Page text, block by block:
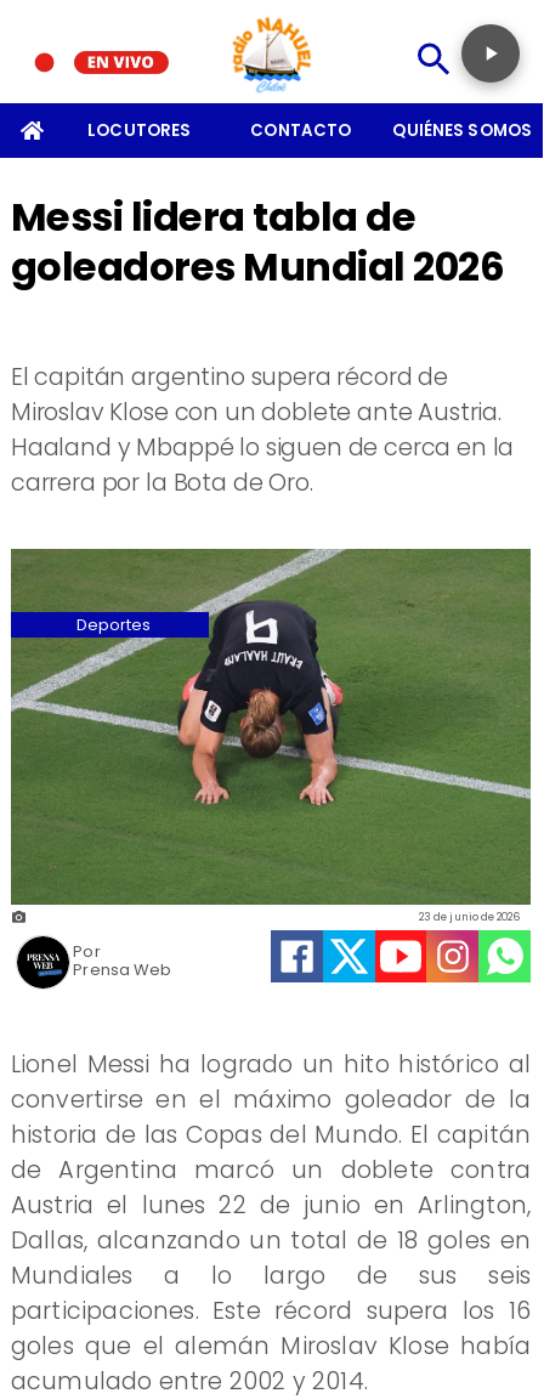
LOCUTORES CONTACTO QUIÉNES SOMOS
Messi lidera tabla de
goleadores Mundial 2026
El capitán argentino supera récord de
Miroslav Klose con un doblete ante Austria.
Haaland y Mbappé lo siguen de cerca en la
carrera por la Bota de Oro.
Prensa Web
23 de junio de 2026
Deportes
Por
Lionel Messi ha logrado un hito histórico al
convertirse en el máximo goleador de la
historia de las Copas del Mundo. El capitán
de Argentina marcó un doblete contra
Austria el lunes 22 de junio en Arlington,
Dallas, alcanzando un total de 18 goles en
Mundiales a lo largo de sus seis
participaciones. Este récord supera los 16
goles que el alemán Miroslav Klose había
acumulado entre 2002 y 2014.